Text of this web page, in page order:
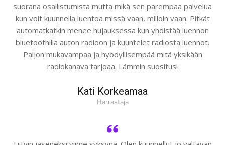
suorana osallistumista mutta mikä sen parempaa palvelua
kun voit kuunnella luentoa missä vaan, milloin vaan. Pitkät
automatkatkin menee hujauksessa kun yhdistää luennon
bluetoothilla auton radioon ja kuuntelet radiosta luennot.
Paljon mukavampaa ja hyödyllisempää mitä yksikään
radiokanava tarjoaa. Lämmin suositus!
Kati Korkeamaa
Harrastaja